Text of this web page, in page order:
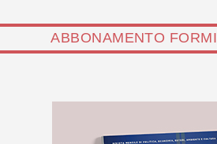
ABBONAMENTO